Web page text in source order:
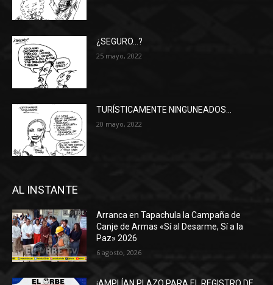
¿SEGURO…?
25 mayo, 2022
TURÍSTICAMENTE NINGUNEADOS…
20 mayo, 2022
AL INSTANTE
Arranca en Tapachula la Campaña de
Canje de Armas «Sí al Desarme, Sí a la
Paz» 2026
6 agosto, 2026